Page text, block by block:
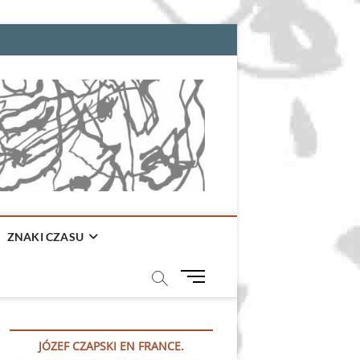
ZNAKI CZASU
M
u
JÓZEF CZAPSKI EN FRANCE.